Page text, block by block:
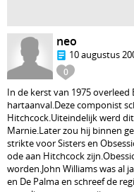
0
neo
10 augustus
In de kerst van 1975
hartaanval.Deze componist
Hitchcock.Uiteindelijk werd
Marnie.Later zou hij binnen
strikte voor Sisters en
ode aan Hitchcock
worden.John Williams was al
en De Palma en schreef de